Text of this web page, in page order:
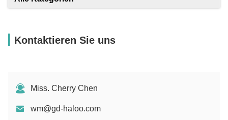
Kontaktieren Sie uns
Miss. Cherry Chen
wm@gd-haloo.com